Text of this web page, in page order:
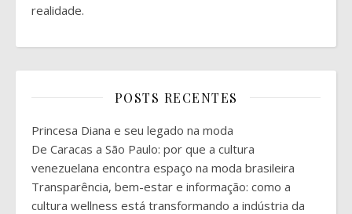
realidade.
POSTS RECENTES
Princesa Diana e seu legado na moda
De Caracas a São Paulo: por que a cultura
venezuelana encontra espaço na moda brasileira
Transparência, bem-estar e informação: como a
cultura wellness está transformando a indústria da